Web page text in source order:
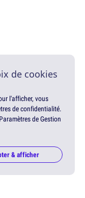
de cookies
l'afficher, vous
de confidentialité.
de Gestion
& afficher